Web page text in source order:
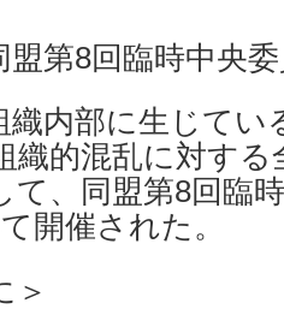
盟第8回臨時中央
内部に生じてい
織的混乱に対する
て、同盟第8回臨
開催された。
＞